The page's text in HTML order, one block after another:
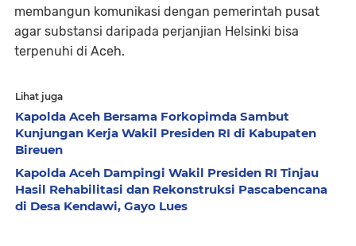
membangun komunikasi dengan pemerintah pusat
agar substansi daripada perjanjian Helsinki bisa
terpenuhi di Aceh.
Lihat juga
Kapolda Aceh Bersama Forkopimda Sambut
Kunjungan Kerja Wakil Presiden RI di Kabupaten
Bireuen
Kapolda Aceh Dampingi Wakil Presiden RI Tinjau
Hasil Rehabilitasi dan Rekonstruksi Pascabencana
di Desa Kendawi, Gayo Lues